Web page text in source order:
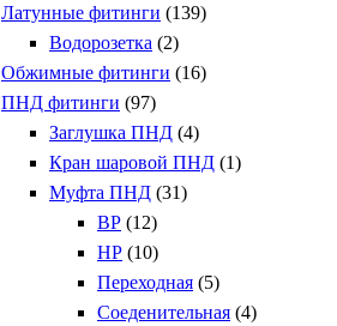
Латунные фитинги (139)
Водорозетка (2)
Обжимные фитинги (16)
ПНД фитинги (97)
Заглушка ПНД (4)
Кран шаровой ПНД (1)
Муфта ПНД (31)
ВР (12)
НР (10)
Переходная (5)
Соеденительная (4)